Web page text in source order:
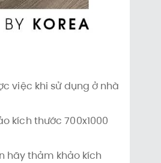
việc khi sử dụng ở nhà
kích thước 700x1000
hãy thảm khảo kích